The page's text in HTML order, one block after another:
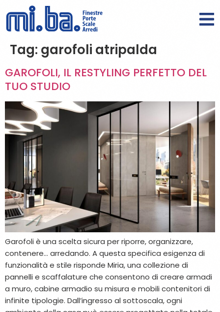
Tag: garofoli atripalda
GAROFOLI, IL RESTYLING PERFETTO DEL
TUO STUDIO
Garofoli è una scelta sicura per riporre, organizzare,
contenere… arredando. A questa specifica esigenza di
funzionalità e stile risponde Miria, una collezione di
pannelli e scaffalature che consentono di creare armadi
a muro, cabine armadio su misura e mobili contenitori di
infinite tipologie. Dall’ingresso al sottoscala, ogni